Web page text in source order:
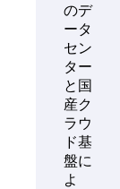
のデ
ータ
セン
ター
と国
産ク
ラウ
ド基
盤に
よ